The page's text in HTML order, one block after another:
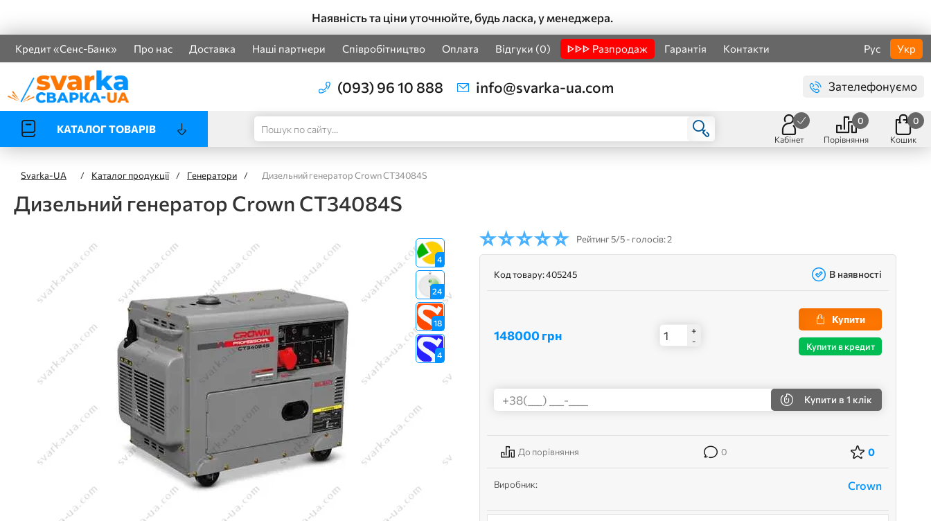
Наявність та ціни уточнюйте, будь ласка, у менеджера.
Кредит «Сенс-Банк» Про нас Доставка Наші партнери Співробітництво Оплата Відгуки (0) ᐈᐈᐈ Разпродаж Гарантія Контакти Рус Укр
(093) 96 10 888 info@svarka-ua.com Зателефонуємо
КАТАЛОГ ТОВАРІВ
Кабінет Порівняння
0
Кошик
0
Svarka-UA / Каталог продукції / Генератори / Дизельний генератор Crown CT34084S
Дизельний генератор Crown CT34084S
4
24
18
4
Рейтинг5/5 - голосів: 2
Код товару:405245 В наявності
148000 грн
+
-
Купити
Купити в кредит
Купити в 1 клік
До порівняння 0 0
Виробник: Crown